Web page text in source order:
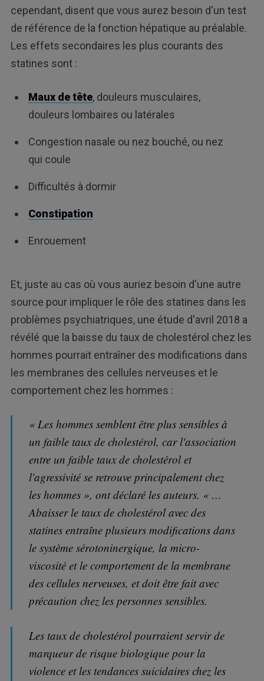
cependant, disent que vous aurez besoin d'un test
de référence de la fonction hépatique au préalable.
Les effets secondaires les plus courants des
statines sont :
Maux de tête, douleurs musculaires,
douleurs lombaires ou latérales
Congestion nasale ou nez bouché, ou nez
qui coule
Difficultés à dormir
Constipation
Enrouement
Et, juste au cas où vous auriez besoin d'une autre
source pour impliquer le rôle des statines dans les
problèmes psychiatriques, une étude d'avril 2018 a
révélé que la baisse du taux de cholestérol chez les
hommes pourrait entraîner des modifications dans
les membranes des cellules nerveuses et le
comportement chez les hommes :
« Les hommes semblent être plus sensibles à
un faible taux de cholestérol, car l'association
entre un faible taux de cholestérol et
l'agressivité se retrouve principalement chez
les hommes », ont déclaré les auteurs. « …
Abaisser le taux de cholestérol avec des
statines entraîne plusieurs modifications dans
le système sérotoninergique, la micro-
viscosité et le comportement de la membrane
des cellules nerveuses, et doit être fait avec
précaution chez les personnes sensibles.
Les taux de cholestérol pourraient servir de
marqueur de risque biologique pour la
violence et les tendances suicidaires chez les